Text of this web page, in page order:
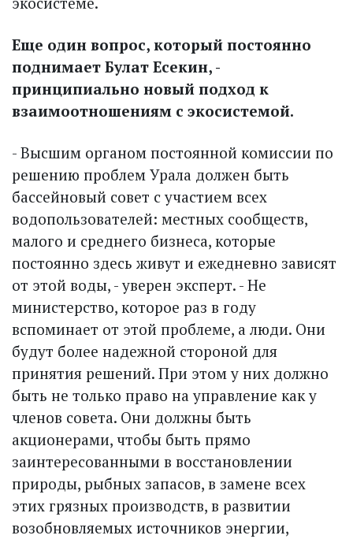
Еще один вопрос, который постоянно
поднимает Булат Есекин, -
принципиально новый подход к
взаимоотношениям с экосистемой.
- Высшим органом постоянной комиссии по
решению проблем Урала должен быть
бассейновый совет с участием всех
водопользователей: местных сообществ,
малого и среднего бизнеса, которые
постоянно здесь живут и ежедневно зависят
от этой воды, - уверен эксперт. - Не
министерство, которое раз в году
вспоминает от этой проблеме, а люди. Они
будут более надежной стороной для
принятия решений. При этом у них должно
быть не только право на управление как у
членов совета. Они должны быть
акционерами, чтобы быть прямо
заинтересованными в восстановлении
природы, рыбных запасов, в замене всех
этих грязных производств, в развитии
возобновляемых источников энергии,